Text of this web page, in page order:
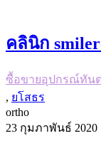
คลินิก
ซื้อขายอุปกรณ์ทัน
, ยโสธร
ortho
23 กุมภาพันธ์ 2020